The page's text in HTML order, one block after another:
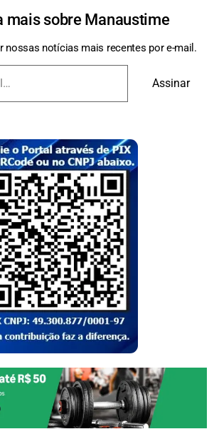
mais sobre Manaustime
nossas notícias mais recentes por e-mail.
Assinar